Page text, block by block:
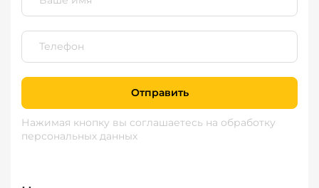
Отправить
Нажимая кнопку вы соглашаетесь на обработку
персональных данных